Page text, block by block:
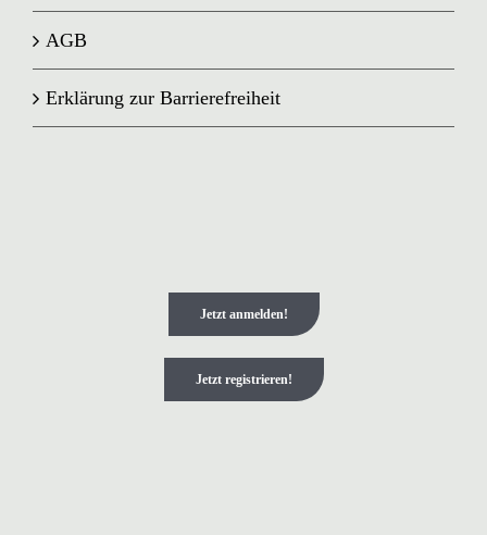
AGB
Erklärung zur Barrierefreiheit
Jetzt anmelden!
Jetzt registrieren!